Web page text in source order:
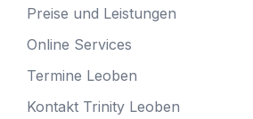
Preise und Leistungen
Online Services
Termine Leoben
Kontakt Trinity Leoben